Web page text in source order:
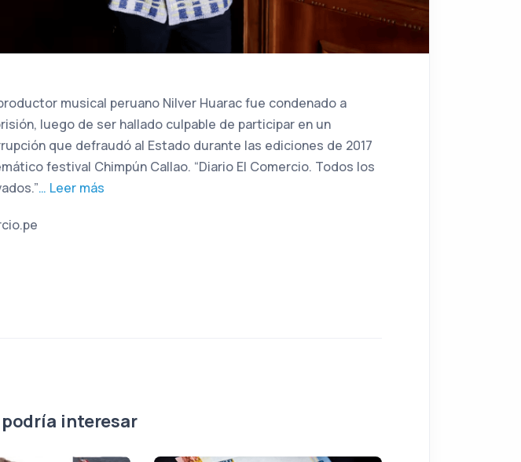
musical peruano Nilver Huarac fue condenado a
luego de ser hallado culpable de participar en un
que defraudó al Estado durante las ediciones de 2017
festival Chimpún Callao. “Diario El Comercio. Todos los
… Leer más
interesar